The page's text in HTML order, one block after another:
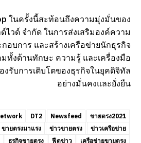
ในครั้งนี้สะท้อนถึงความมุ่งมั่นของ
ไวด์ จำกัด ในการส่งเสริมองค์ความ
อบการ และสร้างเครือข่ายนักธุรกิจ
ทั้งด้านทักษะ ความรู้ และเครื่องมือ
งรับการเติบโตของธุรกิจในยุคดิจิทัล
อย่างมั่นคงและยั่งยืน
DT2 Newsfeed
ขายตรง2021
ขายตรงมาแรง ข่าวขายตรง
ข่าวเครือข่าย
ธุรกิจขายตรง ฟีดข่าว เครือข่ายขายตรง